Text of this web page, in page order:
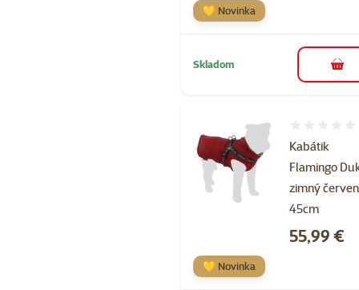
💛 Novinka
Skladom do
Kabátik
Flamingo
zimný
45cm
Cena
55,99 €
💛 Novinka